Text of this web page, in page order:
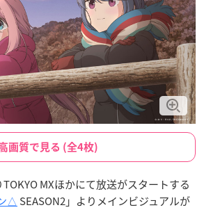
画質で見る (全4枚)
MXほかにて放送がスタートする
△ SEASON2」よりメインビジュアルが